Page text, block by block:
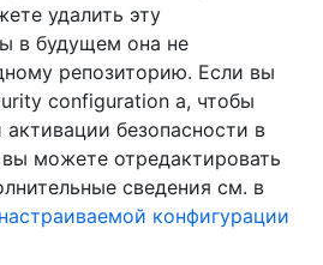
удалить эту
в будущем она не
репозиторию. Если вы
configuration а, чтобы
безопасности в
можете отредактировать
сведения см. в
конфигурации